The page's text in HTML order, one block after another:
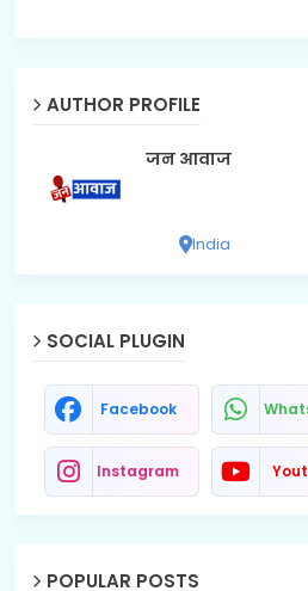
AUTHOR PROFILE
जन आवाज
India
SOCIAL PLUGIN
Facebook
Instagram
POPULAR POSTS